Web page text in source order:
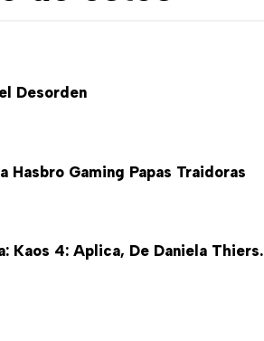
Desorden
Hasbro Gaming Papas Traidoras
Kaos 4: Aplica, De Daniela Thiers.